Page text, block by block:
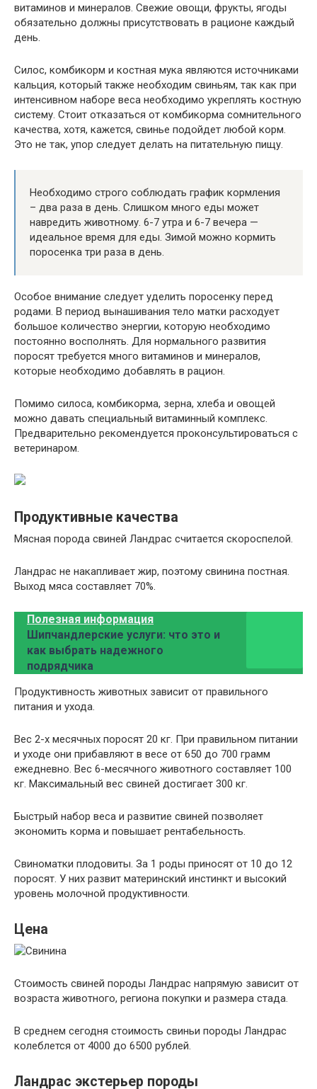
витаминов и минералов. Свежие овощи, фрукты, ягоды
обязательно должны присутствовать в рационе каждый
день.
Силос, комбикорм и костная мука являются источниками
кальция, который также необходим свиньям, так как при
интенсивном наборе веса необходимо укреплять костную
систему. Стоит отказаться от комбикорма сомнительного
качества, хотя, кажется, свинье подойдет любой корм.
Это не так, упор следует делать на питательную пищу.
Необходимо строго соблюдать график кормления
– два раза в день. Слишком много еды может
навредить животному. 6-7 утра и 6-7 вечера —
идеальное время для еды. Зимой можно кормить
поросенка три раза в день.
Особое внимание следует уделить поросенку перед
родами. В период вынашивания тело матки расходует
большое количество энергии, которую необходимо
постоянно восполнять. Для нормального развития
поросят требуется много витаминов и минералов,
которые необходимо добавлять в рацион.
Помимо силоса, комбикорма, зерна, хлеба и овощей
можно давать специальный витаминный комплекс.
Предварительно рекомендуется проконсультироваться с
ветеринаром.
Продуктивные качества
Мясная порода свиней Ландрас считается скороспелой.
Ландрас не накапливает жир, поэтому свинина постная.
Выход мяса составляет 70%.
Полезная информация
Шипчандлерские услуги: что это и
как выбрать надежного
подрядчика
Продуктивность животных зависит от правильного
питания и ухода.
Вес 2-х месячных поросят 20 кг. При правильном питании
и уходе они прибавляют в весе от 650 до 700 грамм
ежедневно. Вес 6-месячного животного составляет 100
кг. Максимальный вес свиней достигает 300 кг.
Быстрый набор веса и развитие свиней позволяет
экономить корма и повышает рентабельность.
Свиноматки плодовиты. За 1 роды приносят от 10 до 12
поросят. У них развит материнский инстинкт и высокий
уровень молочной продуктивности.
Цена
Стоимость свиней породы Ландрас напрямую зависит от
возраста животного, региона покупки и размера стада.
В среднем сегодня стоимость свиньи породы Ландрас
колеблется от 4000 до 6500 рублей.
Ландрас экстерьер породы